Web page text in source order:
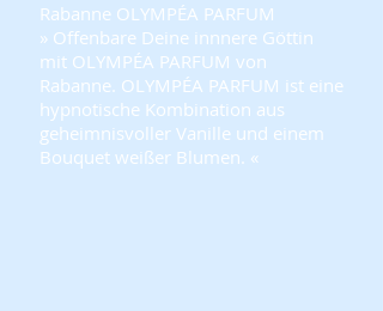
Rabanne OLYMPÉA PARFUM
» Offenbare Deine innnere Göttin
mit OLYMPÉA PARFUM von
Rabanne. OLYMPÉA PARFUM ist eine
hypnotische Kombination aus
geheimnisvoller Vanille und einem
Bouquet weißer Blumen. «